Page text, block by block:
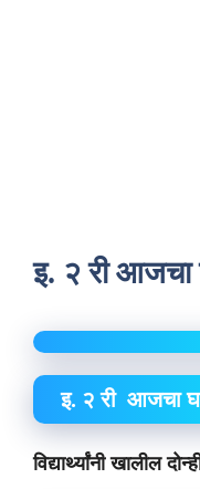
इ. २ री आजचा
इ. २ री आजचा
विद्यार्थ्यांनी खालील